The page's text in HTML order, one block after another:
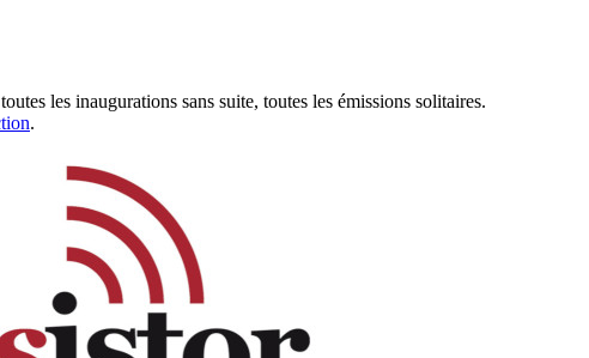
les inaugurations sans suite, toutes les émissions solitaires.
.